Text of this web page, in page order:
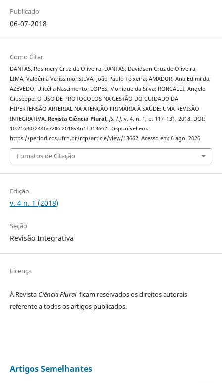
Publicado
06-07-2018
Como Citar
DANTAS, Rosimery Cruz de Oliveira; DANTAS, Davidson Cruz de Oliveira;
LIMA, Valdênia Veríssimo; SILVA, João Paulo Teixeira; AMADOR, Ana Edimilda;
AZEVEDO, Ulicélia Nascimento; LOPES, Monique da Silva; RONCALLI, Angelo
Giuseppe. O USO DE PROTOCOLOS NA GESTÃO DO CUIDADO DA
HIPERTENSÃO ARTERIAL NA ATENÇÃO PRIMÁRIA À SAÚDE: UMA REVISÃO
INTEGRATIVA. Revista Ciência Plural, [S. l.], v. 4, n. 1, p. 117–131, 2018. DOI:
10.21680/2446-7286.2018v4n1ID13662. Disponível em:
https://periodicos.ufrn.br/rcp/article/view/13662. Acesso em: 6 ago. 2026.
Fomatos de Citação
Edição
v. 4 n. 1 (2018)
Seção
Revisão Integrativa
Licença
À Revista Ciência Plural ficam reservados os direitos autorais
referente a todos os artigos publicados.
Artigos Semelhantes